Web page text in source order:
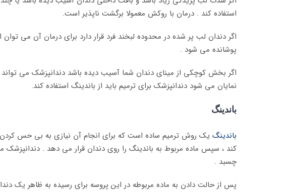
استفاده کند . درمان با روکش معمولا برگشت ناپذیر است.
اگر دندان لب پر شده در محدوده لبخند فرد قرار دارد برای درمان آن می
پوشانده می شود .
اگر بخش کوچکی از مینای دندان شما آسیب دیده باشد دندانپزشک می تواند
نمایان می شود دندانپزشک برای ترمیم باید از باندینگ استفاده کند.
باندینگ
باندینگ یک روش ترمیم ساده است که برای انجام آن نیازی به بی حس
کند ، سپس ماده مربوط به باندینگ را روی دندان قرار می دهد .
چسبد .
پس از حالت دادن به ماده مربوطه در این پروسه برای رسیده به ظاهر یک